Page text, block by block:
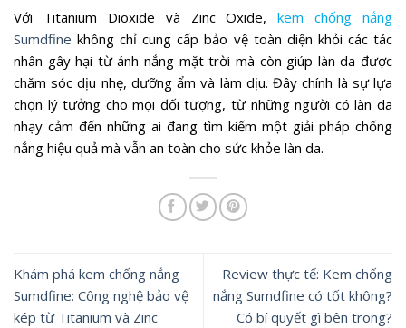
Với Titanium Dioxide và Zinc Oxide,kem chống nắng
Sumdfine không chỉ cung cấp bảo vệ toàn diện khỏi các tác
nhân gây hại từ ánh nắng mặt trời mà còn giúp làn da được
chăm sóc dịu nhẹ, dưỡng ẩm và làm dịu. Đây chính là sự lựa
chọn lý tưởng cho mọi đối tượng, từ những người có làn da
nhạy cảm đến những ai đang tìm kiếm một giải pháp chống
nắng hiệu quả mà vẫn an toàn cho sức khỏe làn da.
Khám phá kem chống nắng
Sumdfine: Công nghệ bảo vệ
kép từ Titanium và Zinc
Review thực tế: Kem chống
nắng Sumdfine có tốt không?
Có bí quyết gì bên trong?